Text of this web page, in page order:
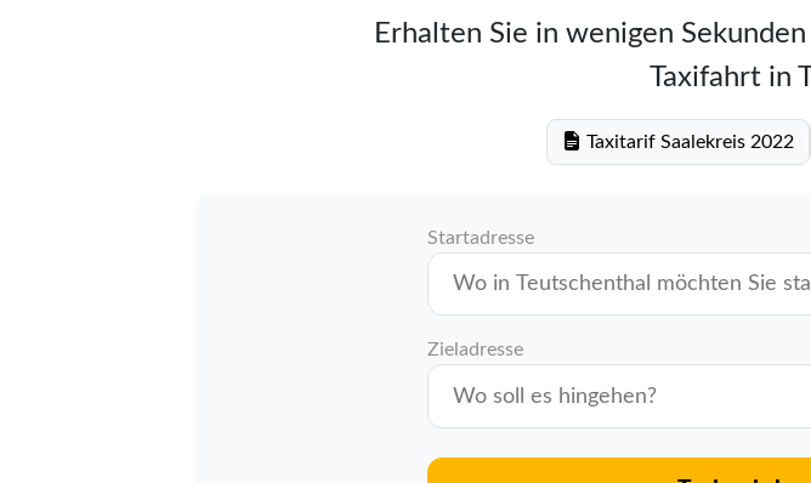
Erhalten Sie in wenigen
Taxifahrt in
Taxitarif Saalekreis 2022
Startadresse
Zieladresse